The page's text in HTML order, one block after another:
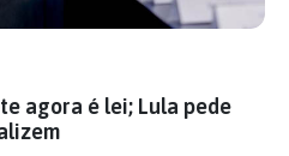
agora é lei; Lula pede